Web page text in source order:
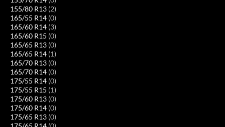
155/80 R13 (2)
165/55 R14 (0)
165/60 R14 (3)
165/60 R15 (0)
165/65 R13 (0)
165/65 R14 (1)
165/70 R13 (0)
165/70 R14 (0)
175/55 R14 (0)
175/55 R15 (1)
175/60 R13 (0)
175/60 R14 (0)
175/65 R13 (0)